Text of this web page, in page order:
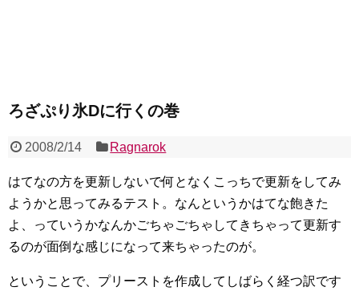
ろざぷり氷Dに行くの巻
2008/2/14 Ragnarok
はてなの方を更新しないで何となくこっちで更新をしてみ
ようかと思ってみるテスト。なんというかはてな飽きた
よ、っていうかなんかごちゃごちゃしてきちゃって更新す
るのが面倒な感じになって来ちゃったのが。
ということで、プリーストを作成してしばらく経つ訳です